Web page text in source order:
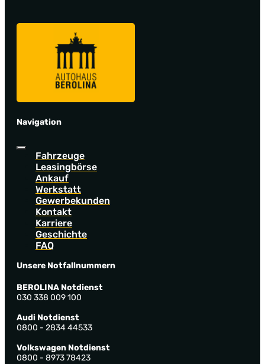
Navigation
Fahrzeuge
Leasingbörse
Ankauf
Werkstatt
Gewerbekunden
Kontakt
Karriere
Geschichte
FAQ
Unsere Notfallnummern
BEROLINA Notdienst
030 338 009 100
Audi Notdienst
0800 - 2834 44533
Volkswagen Notdienst
0800 - 8973 78423